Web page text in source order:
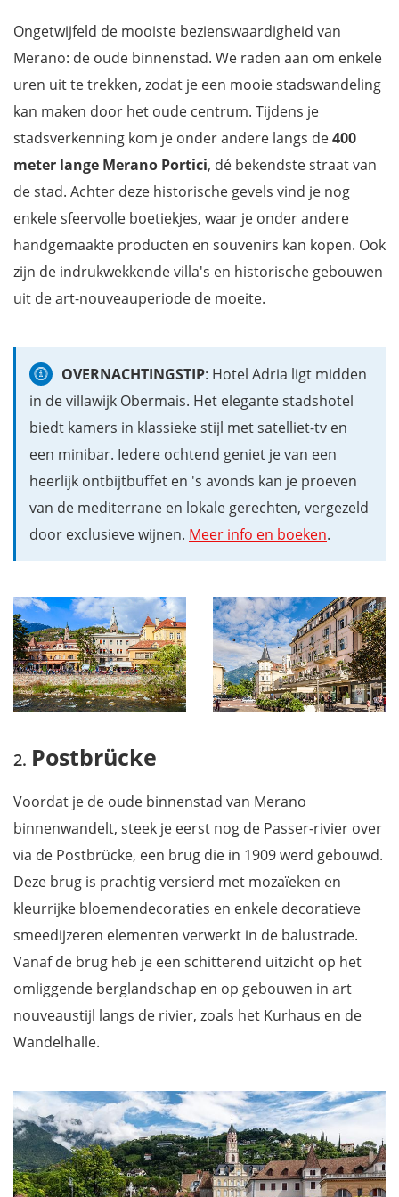
Ongetwijfeld de mooiste bezienswaardigheid van
Merano: de oude binnenstad. We raden aan om enkele
uren uit te trekken, zodat je een mooie stadswandeling
kan maken door het oude centrum. Tijdens je
stadsverkenning kom je onder andere langs de400
meter lange Merano Portici, dé bekendste straat van
de stad. Achter deze historische gevels vind je nog
enkele sfeervolle boetiekjes, waar je onder andere
handgemaakte producten en souvenirs kan kopen. Ook
zijn de indrukwekkende villa's en historische gebouwen
uit de art-nouveauperiode de moeite.
OVERNACHTINGSTIP: Hotel Adria ligt midden
in de villawijk Obermais. Het elegante stadshotel
biedt kamers in klassieke stijl met satelliet-tv en
een minibar. Iedere ochtend geniet je van een
heerlijk ontbijtbuffet en 's avonds kan je proeven
van de mediterrane en lokale gerechten, vergezeld
door exclusieve wijnen. Meer info en boeken.
Postbrücke
Voordat je de oude binnenstad van Merano
binnenwandelt, steek je eerst nog de Passer-rivier over
via de Postbrücke, een brug die in 1909 werd gebouwd.
Deze brug is prachtig versierd met mozaïeken en
kleurrijke bloemendecoraties en enkele decoratieve
smeedijzeren elementen verwerkt in de balustrade.
Vanaf de brug heb je een schitterend uitzicht op het
omliggende berglandschap en op gebouwen in art
nouveaustijl langs de rivier, zoals het Kurhaus en de
Wandelhalle.